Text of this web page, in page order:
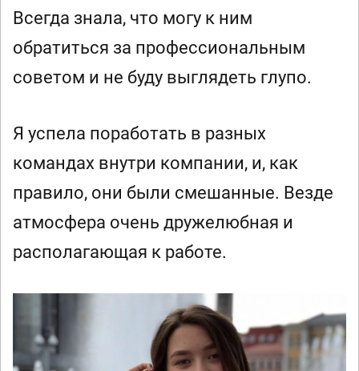
Всегда знала, что могу к ним
обратиться за профессиональным
советом и не буду выглядеть глупо.
Я успела поработать в разных
командах внутри компании, и, как
правило, они были смешанные. Везде
атмосфера очень дружелюбная и
располагающая к работе.